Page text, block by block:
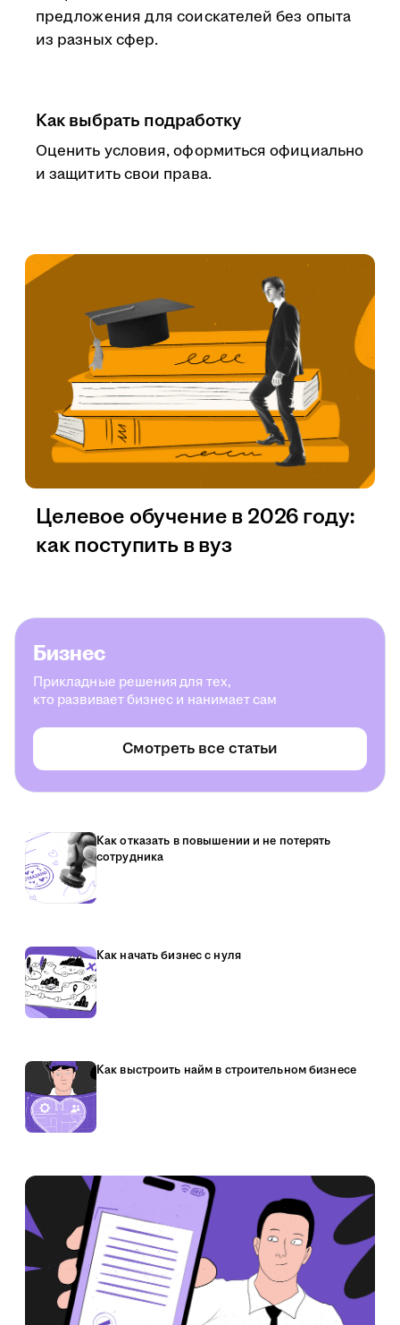
предложения для соискателей без опыта
из разных сфер.
Как выбрать подработку
Оценить условия, оформиться официально
и защитить свои права.
Целевое обучение в 2026 году:
как поступить в вуз
Бизнес
Прикладные решения для тех,
кто развивает бизнес и нанимает сам
Смотреть все статьи
Как отказать в повышении и не потерять
сотрудника
Как начать бизнес с нуля
Как выстроить найм в строительном бизнесе